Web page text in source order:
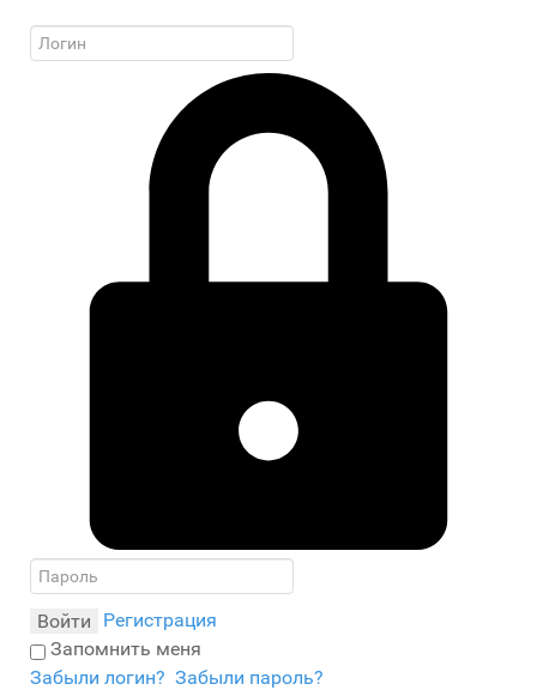
Войти
Регистрация
Запомнить меня
Забыли логин? Забыли пароль?